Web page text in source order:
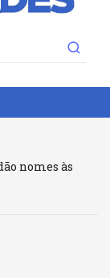
nomes às